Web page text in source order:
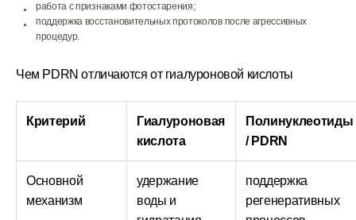
работа с признаками фотостарения;
поддержка восстановительных протоколов после агрессивных
процедур.
Чем PDRN отличаются от гиалуроновой кислоты
Критерий
Гиалуроновая
кислота
Полинуклеотиды
/ PDRN
Основной
механизм
удержание
воды и
поддержка
регенеративных